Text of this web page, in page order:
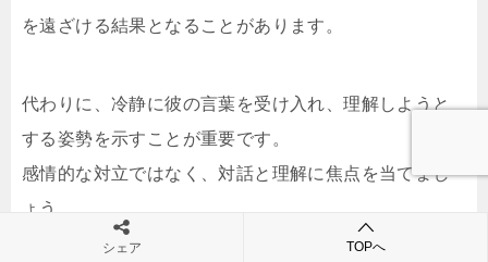
を遠ざける結果となることがあります。
代わりに、冷静に彼の言葉を受け入れ、理解しようと
する姿勢を示すことが重要です。
感情的な対立ではなく、対話と理解に焦点を当てまし
ょう。
シェア TOPへ